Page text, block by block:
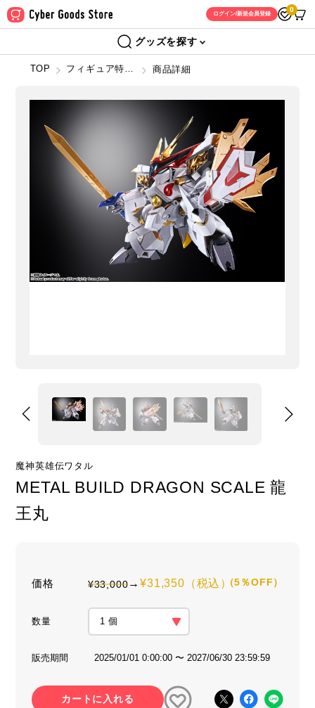
ログイン/新規会員登録
0
グッズを探す
TOP フィギュア特設ショップ 商品詳細
魔神英雄伝ワタル
METAL BUILD DRAGON SCALE 龍
王丸
（5％OFF）
価格 ¥33,000→¥31,350 （税込）
数量
販売期間 2025/01/01 0:00:00 〜 2027/06/30 23:59:59
カートに入れる